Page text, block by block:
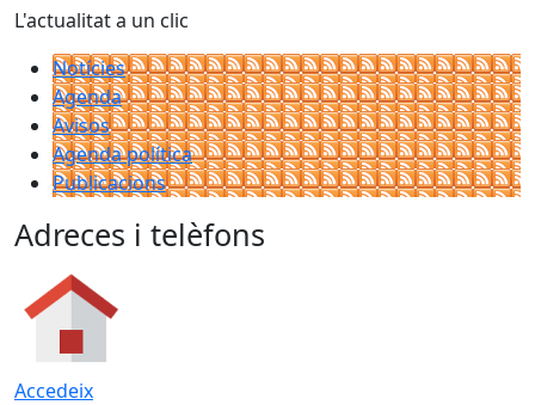
L'actualitat a un clic
Notícies
Agenda
Avisos
Agenda política
Publicacions
Adreces i telèfons
Accedeix